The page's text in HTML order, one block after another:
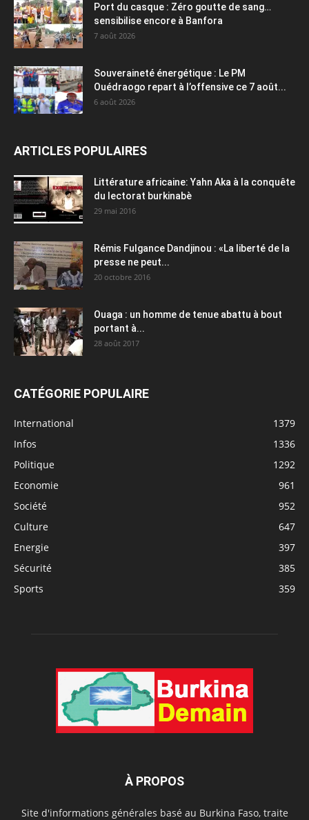
Port du casque : Zéro goutte de sang…
sensibilise encore à Banfora
7 août 2026
Souveraineté énergétique : Le PM
Ouédraogo repart à l’offensive ce 7 août...
6 août 2026
ARTICLES POPULAIRES
Littérature africaine: Yahn Aka à la conquête
du lectorat burkinabè
29 mai 2016
Rémis Fulgance Dandjinou : «La liberté de la
presse ne peut...
20 octobre 2016
Ouaga : un homme de tenue abattu à bout
portant à...
28 août 2017
CATÉGORIE POPULAIRE
International
1379
Infos
1336
Politique
1292
Economie
961
Société
952
Culture
647
Energie
397
Sécurité
385
Sports
359
À PROPOS
Site d'informations générales basé au Burkina Faso, traite